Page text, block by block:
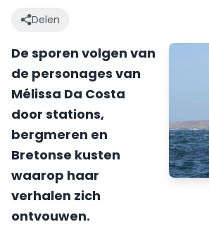
Delen
De sporen volgen van
de personages van
Mélissa Da Costa
door stations,
bergmeren en
Bretonse kusten
waarop haar
verhalen zich
ontvouwen.